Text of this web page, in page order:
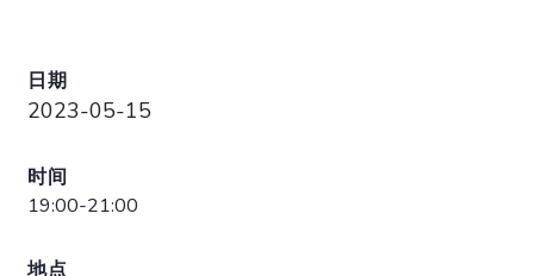
日期
2023-05-15
时间
19:00-21:00
地点